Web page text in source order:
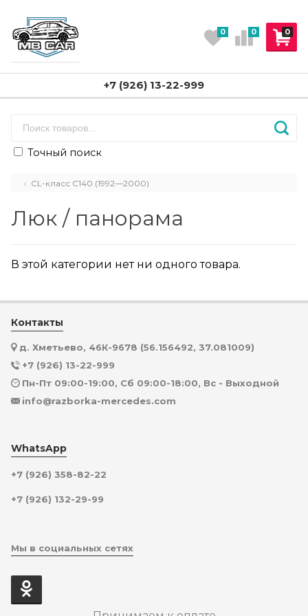
0
0 0
+7 (926) 13-22-999
Точный поиск
CL-класс C140 (1992—2000)
Люк / панорама
В этой категории нет ни одного товара.
Контакты
д. Хметьево, 46К-9678 (56.156492, 37.081009)
+7 (926) 13-22-999
Пн-Пт 09:00-19:00, Сб 09:00-18:00, Вс - Выходной
info@razborka-mercedes.com
WhatsApp
+7 (926) 358-82-22
+7 (926) 132-29-99
Мы в социальных сетях